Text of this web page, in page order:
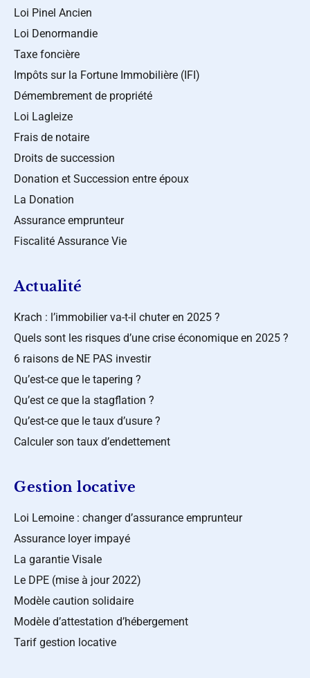
Loi Pinel Ancien
Loi Denormandie
Taxe foncière
Impôts sur la Fortune Immobilière (IFI)
Démembrement de propriété
Loi Lagleize
Frais de notaire
Droits de succession
Donation et Succession entre époux
La Donation
Assurance emprunteur
Fiscalité Assurance Vie
Actualité
Krach : l’immobilier va-t-il chuter en 2025 ?
Quels sont les risques d’une crise économique en 2025 ?
6 raisons de NE PAS investir
Qu’est-ce que le tapering ?
Qu’est ce que la stagflation ?
Qu’est-ce que le taux d’usure ?
Calculer son taux d’endettement
Gestion locative
Loi Lemoine : changer d’assurance emprunteur
Assurance loyer impayé
La garantie Visale
Le DPE (mise à jour 2022)
Modèle caution solidaire
Modèle d’attestation d’hébergement
Tarif gestion locative